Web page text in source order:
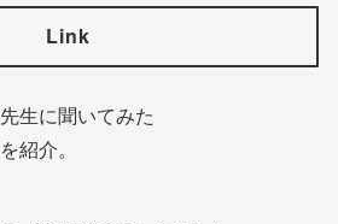
Link
生に聞いてみた
紹介。